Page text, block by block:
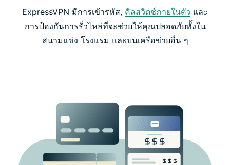
ExpressVPN มีการเข้ารหัส, คิลสวิตช์ภายในตัว และ
การป้องกันการรั่วไหล่ที่จะช่วยให้คุณปลอดภัยทั้งใน
สนามแข่ง โรงแรม และบนเครือข่ายอื่น ๆ